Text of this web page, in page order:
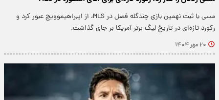
مسی با ثبت نهمین بازی چندگله فصل در MLS، از ایبراهیموویچ عبور کرد و
رکورد تازه‌ای در تاریخ لیگ برتر آمریکا بر جای گذاشت.
۲۰ مهر ۱۴۰۴